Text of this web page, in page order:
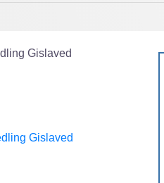
Gislaved
Gislaved